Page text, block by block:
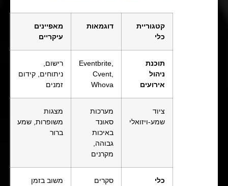
קטגוריית
כלי
דוגמאות
מאפיינים
עיקריים
תוכנת
ניהול
אירועים
Eventbrite,
Cvent,
Whova
רישום,
ניתוחים, קידום
זמנים
ציוד
שמע-ויזואלי
מערכות
סאונד
באיכות
גבוהה,
מקרנים
מצגות
משופרות, שמע
ברור
כלי
סקרים
משוב בזמן